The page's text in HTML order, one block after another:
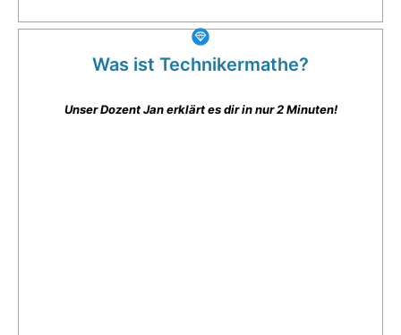
Was ist Technikermathe?
Unser Dozent Jan erklärt es dir in nur 2 Minuten!